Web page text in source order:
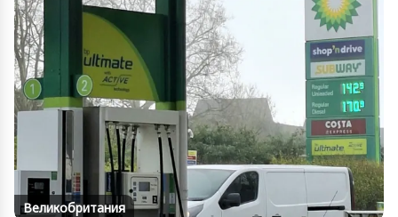
Великобритания